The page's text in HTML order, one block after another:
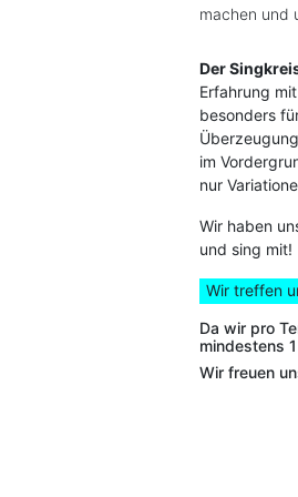
machen und
Der
Erfahrung
besonders
im
nur
Wir haben
und sing mit!
Wir treffen
Da wir pro
mindestens
Wir freuen